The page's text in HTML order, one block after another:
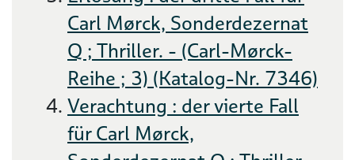
Carl Mørck, Sonderdezernat
Q ; Thriller. - (Carl-Mørck-
Reihe ; 3) (Katalog-Nr. 7346)
Verachtung : der vierte Fall
für Carl Mørck,